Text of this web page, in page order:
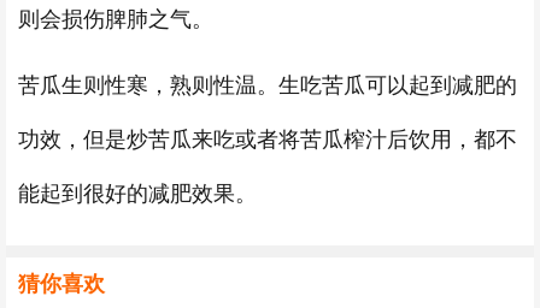
则会损伤脾肺之气。
苦瓜生则性寒，熟则性温。生吃苦瓜可以起到减肥的
功效，但是炒苦瓜来吃或者将苦瓜榨汁后饮用，都不
能起到很好的减肥效果。
猜你喜欢